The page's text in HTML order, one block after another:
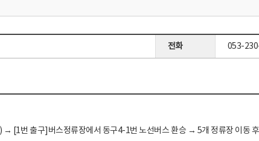
전화 053-
[1번 출구]버스정류장에서 동구4-1번 노선버스 환승 → 5개 정류장 이동